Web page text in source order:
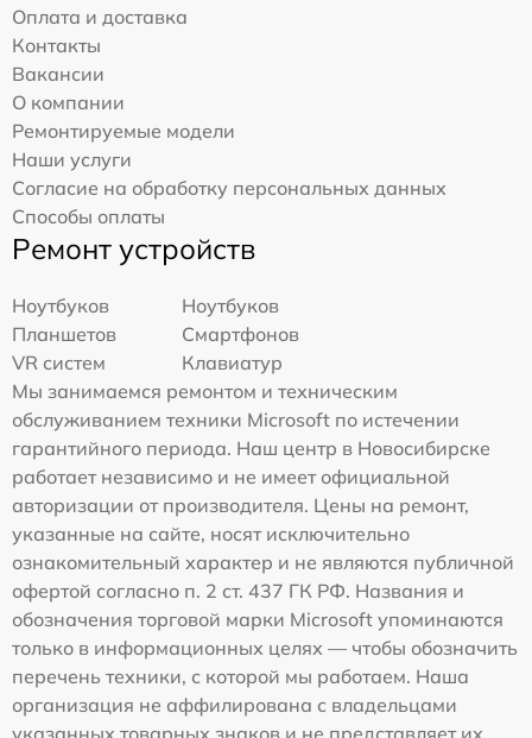
Оплата и доставка
Контакты
Вакансии
О компании
Ремонтируемые модели
Наши услуги
Согласие на обработку персональных данных
Способы оплаты
Ремонт устройств
Ноутбуков
Ноутбуков
Планшетов
Смартфонов
VR систем
Клавиатур
Мы занимаемся ремонтом и техническим
обслуживанием техники Microsoft по истечении
гарантийного периода. Наш центр в Новосибирске
работает независимо и не имеет официальной
авторизации от производителя. Цены на ремонт,
указанные на сайте, носят исключительно
ознакомительный характер и не являются публичной
офертой согласно п. 2 ст. 437 ГК РФ. Названия и
обозначения торговой марки Microsoft упоминаются
только в информационных целях — чтобы обозначить
перечень техники, с которой мы работаем. Наша
организация не аффилирована с владельцами
указанных товарных знаков и не представляет их